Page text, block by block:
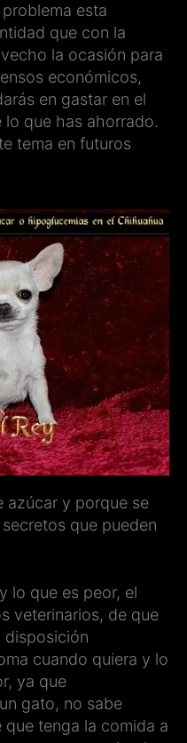
esta
que con la
la ocasión para
económicos,
en gastar en el
que has ahorrado.
tema en futuros
azúcar y porque se
que pueden
lo que es peor, el
veterinarios, de que
disposición
cuando quiera y lo
ya que
gato, no sabe
tenga la comida a